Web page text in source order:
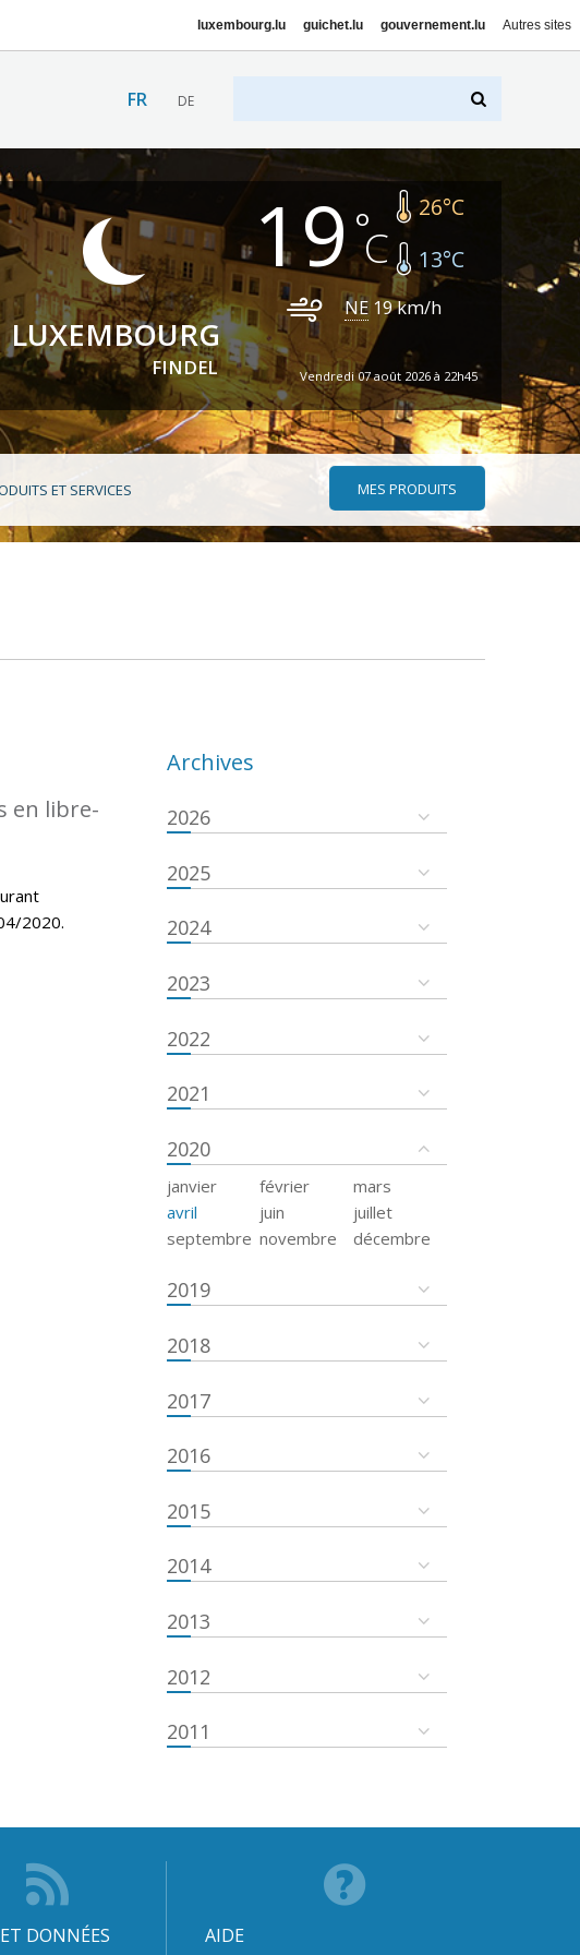
luxembourg.lu guichet.lu gouvernement.lu Autres sites
FR DE
LUXEMBOURG
FINDEL
19 26°C
13°C
NE 19km/h
Vendredi 07 août 2026 à 22h45
ET SERVICES MES PRODUITS
en libre-
2020.
Archives
2026
2025
2024
2023
2022
2021
2020
janvier février
mars
avril
juin
juillet
septembre novembre décembre
2019
2018
2017
2016
2015
2014
2013
2012
2011
DONNÉES AIDE